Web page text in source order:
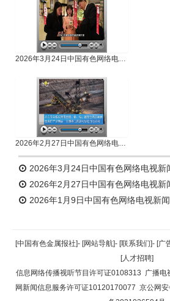
2026年3月24日中国有色网络电视新闻
2026年2月27日中国有色网络电视新闻
2026年3月24日中国有色网络电视新
2026年2月27日中国有色网络电视新
2026年1月9日中国有色网络电视新闻
[中国有色金属报社]- [网站导航]- [联系我们]- [广
[人才招聘]
信息网络传播视听节目许可证0108313 广播电
网新闻信息服务许可证10120170077 京公网